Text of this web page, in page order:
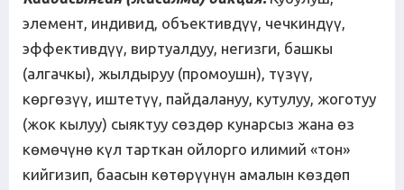
элемент, индивид, объективдүү, чечкиндүү,
эффективдүү, виртуалдуу, негизги, башкы
(алгачкы), жылдыруу (промоушн), түзүү,
көргөзүү, иштетүү, пайдалануу, кутулуу, жоготуу
(жок кылуу) сыяктуу сөздөр кунарсыз жана өз
көмөчүнө күл тарткан ойлорго илимий «тон»
кийгизип, баасын көтөрүүнүн амалын көздөп